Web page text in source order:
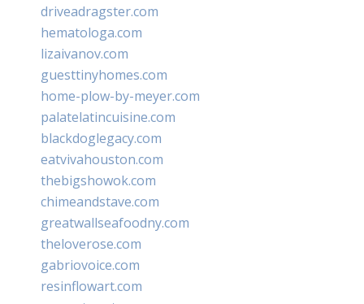
driveadragster.com
hematologa.com
lizaivanov.com
guesttinyhomes.com
home-plow-by-meyer.com
palatelatincuisine.com
blackdoglegacy.com
eatvivahouston.com
thebigshowok.com
chimeandstave.com
greatwallseafoodny.com
theloverose.com
gabriovoice.com
resinflowart.com